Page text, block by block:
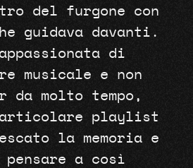
del furgone con
guidava davanti.
di
musicale e non
da molto tempo,
playlist
la memoria e
a così